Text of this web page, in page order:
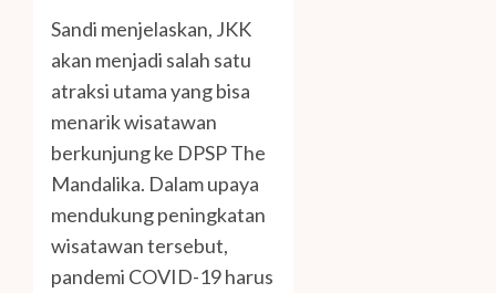
Sandi menjelaskan, JKK
akan menjadi salah satu
atraksi utama yang bisa
menarik wisatawan
berkunjung ke DPSP The
Mandalika. Dalam upaya
mendukung peningkatan
wisatawan tersebut,
pandemi COVID-19 harus